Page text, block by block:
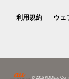
利用規約 ウェ
© 2016 KDDI/au